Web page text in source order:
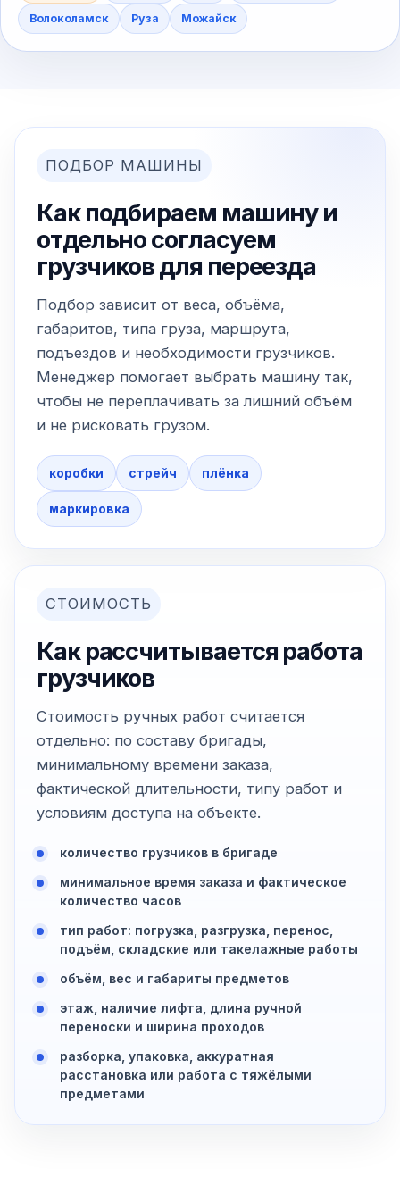
Волоколамск Руза Можайск
ПОДБОР МАШИНЫ
Как подбираем машину и
отдельно согласуем
грузчиков для переезда
Подбор зависит от веса, объёма,
габаритов, типа груза, маршрута,
подъездов и необходимости грузчиков.
Менеджер помогает выбрать машину так,
чтобы не переплачивать за лишний объём
и не рисковать грузом.
коробки стрейч плёнка
маркировка
СТОИМОСТЬ
Как рассчитывается работа
грузчиков
Стоимость ручных работ считается
отдельно: по составу бригады,
минимальному времени заказа,
фактической длительности, типу работ и
условиям доступа на объекте.
количество грузчиков в бригаде
минимальное время заказа и фактическое
количество часов
тип работ: погрузка, разгрузка, перенос,
подъём, складские или такелажные работы
объём, вес и габариты предметов
этаж, наличие лифта, длина ручной
переноски и ширина проходов
разборка, упаковка, аккуратная
расстановка или работа с тяжёлыми
предметами